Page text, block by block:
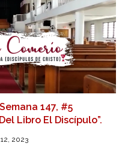
147, #5
Libro El Discípulo”.
2023